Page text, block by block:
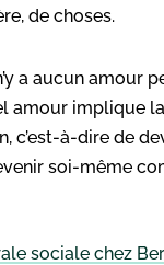
de choses.
a aucun amour
amour implique
c’est-à-dire de
soi-même
sociale chez